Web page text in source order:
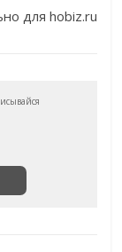
для hobiz.ru